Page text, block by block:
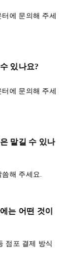
에 문의해 주세
있나요?
에 문의해 주세
맡길 수 있나
해 주세요.
는 어떤 것이
점포 결제 방식